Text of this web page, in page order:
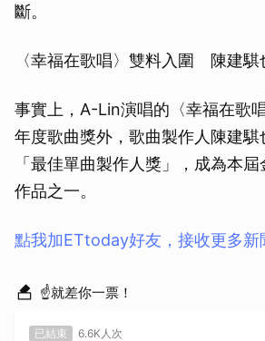
斷。
〈幸福在歌唱〉雙料入圍 陳建騏
事實上，A-Lin演唱的〈幸福在歌
年度歌曲獎外，歌曲製作人陳建騏
「最佳單曲製作人獎」，成為本
作品之一。
點我加ETtoday好友，接收更多新
☝就差你一票！
已結束 6.6K人次